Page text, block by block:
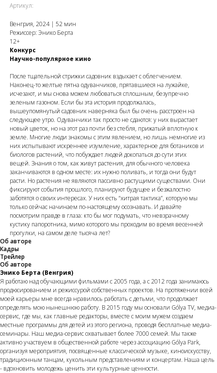
Артикул:
Венгрия, 2024 | 52 мин
Режиссер: Энико Берта
12+
Конкурс
Научно-популярное кино
После тщательной стрижки садовник вздыхает с облегчением.
Наконец-то желтые пятна одуванчиков, прятавшиеся на лужайке,
исчезают, и мы снова можем любоваться сплошным, безупречно
зеленым газоном. Если бы эта история продолжалась,
вышеупомянутый садовник наверняка был бы очень расстроен на
следующее утро. Одуванчики так просто не сдаются: у них вырастает
новый цветок, но на этот раз почти без стебля, прижатый вплотную к
земле. Многие люди знакомы с этим явлением, но лишь немногие из
них испытывают искреннее изумление, характерное для ботаников и
биологов растений, что побуждает людей докопаться до сути этих
вещей. Знания о том, как живут растения, для обычного человека
заканчиваются в одном месте: их нужно поливать, и тогда они будут
расти. Но растения не являются пассивно растущими существами. Они
фиксируют события прошлого, планируют будущее и безжалостно
заботятся о своих интересах. У них есть “хитрая тактика”, которую мы
только сейчас начинаем по-настоящему осознавать. И давайте
посмотрим правде в глаза: кто бы мог подумать, что невзрачному
кустику папоротника, мимо которого мы проходим во время весенней
прогулки, на самом деле тысяча лет?
Об авторе
Кадры
Трейлер
Об авторе
Энико Берта (Венгрия)
Я работаю над обучающими фильмами с 2005 года, а с 2012 года занимаюсь
продюсированием и режиссурой собственных проектов. На протяжении всей
моей карьеры мне всегда нравилось работать с детьми, что продолжает
определять мою нынешнюю работу. В 2015 году мы основали Gólya TV, медиа-
сервис, где мы, как главные редакторы, вместе с моим мужем создаем
местные программы для детей из этого региона, проводя бесплатные медиа-
семинары. Наш медиа-сервис охватывает более 7000 семей. Мы также
активно участвуем в общественной работе через ассоциацию Gólya Park,
организуя мероприятия, посвященные классической музыке, киноискусству,
традиционным танцам, кукольным представлениям и концертам. Наша цель
- вдохновить молодежь ценить эти культурные ценности.